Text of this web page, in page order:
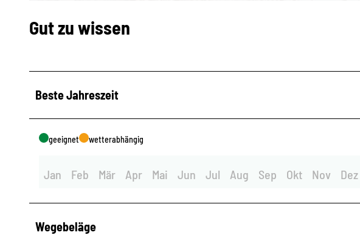
Gut zu wissen
Beste Jahreszeit
geeignet wetterabhängig
Jan Feb Mär Apr Mai Jun Jul Aug Sep Okt Nov Dez
Wegebeläge